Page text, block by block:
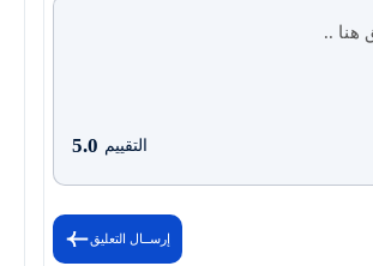
التقييم 5.0
إرســال التعليق